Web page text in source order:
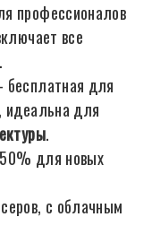
профессионалов
все
бесплатная для
идеальна для
.
для новых
с облачным